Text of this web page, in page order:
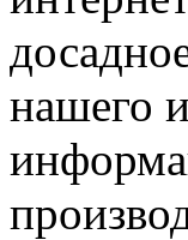
нашего